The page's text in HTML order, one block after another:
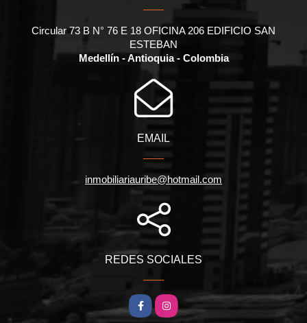
Circular 73 B N° 76 E 18 OFICINA 206 EDIFICIO SAN
ESTEBAN
Medellín - Antioquia - Colombia
EMAIL
inmobiliariauribe@hotmail.com
REDES SOCIALES
FacebookInstagram